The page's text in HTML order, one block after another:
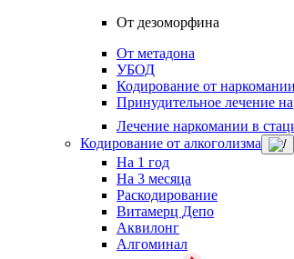
От дезоморфина
От метадона
УБОД
Кодирование от наркомании
Принудительное лечение
Лечение наркомании в
Кодирование от алкоголизма
На 1 год
На 3 месяца
Раскодирование
Витамерц Депо
Аквилонг
Алгоминал